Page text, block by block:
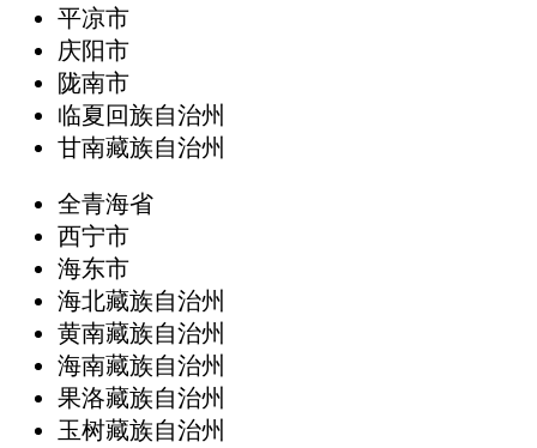
平凉市
庆阳市
陇南市
临夏回族自治州
甘南藏族自治州
全青海省
西宁市
海东市
海北藏族自治州
黄南藏族自治州
海南藏族自治州
果洛藏族自治州
玉树藏族自治州